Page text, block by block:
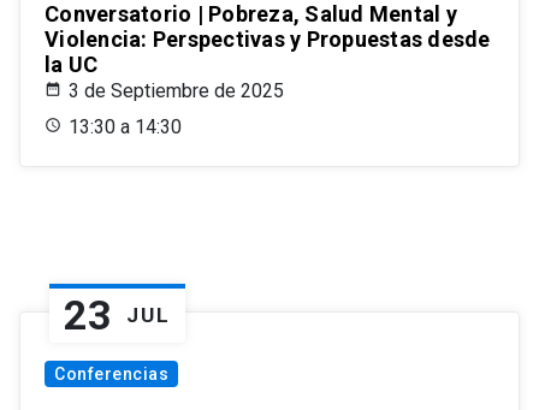
Conversatorio | Pobreza, Salud Mental y
Violencia: Perspectivas y Propuestas desde
la UC
3 de Septiembre de 2025
13:30 a 14:30
23 JUL
Conferencias